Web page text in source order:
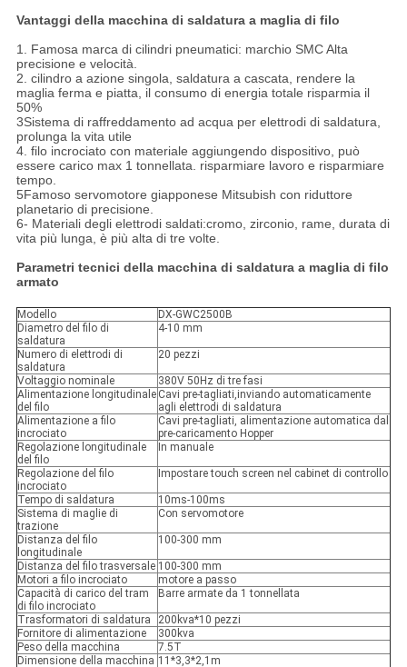
Vantaggi della macchina di saldatura a maglia di filo
1. Famosa marca di cilindri pneumatici: marchio SMC Alta
precisione e velocità.
2. cilindro a azione singola, saldatura a cascata, rendere la
maglia ferma e piatta, il consumo di energia totale risparmia il
50%
3Sistema di raffreddamento ad acqua per elettrodi di saldatura,
prolunga la vita utile
4. filo incrociato con materiale aggiungendo dispositivo, può
essere carico max 1 tonnellata. risparmiare lavoro e risparmiare
tempo.
5Famoso servomotore giapponese Mitsubish con riduttore
planetario di precisione.
6- Materiali degli elettrodi saldati:cromo, zirconio, rame, durata di
vita più lunga, è più alta di tre volte.
Parametri tecnici della macchina di saldatura a maglia di filo
armato
Modello
DX-GWC2500B
Diametro del filo di
saldatura
4-10 mm
Numero di elettrodi di
saldatura
20 pezzi
Voltaggio nominale
380V 50Hz di tre fasi
Alimentazione longitudinale
del filo
Cavi pre-tagliati,inviando automaticamente
agli elettrodi di saldatura
Alimentazione a filo
incrociato
Cavi pre-tagliati, alimentazione automatica dal
pre-caricamento Hopper
Regolazione longitudinale
del filo
In manuale
Regolazione del filo
incrociato
Impostare touch screen nel cabinet di controllo
Tempo di saldatura
10ms-100ms
Sistema di maglie di
trazione
Con servomotore
Distanza del filo
longitudinale
100-300 mm
Distanza del filo trasversale 100-300 mm
Motori a filo incrociato
motore a passo
Capacità di carico del tram
di filo incrociato
Barre armate da 1 tonnellata
Trasformatori di saldatura
200kva*10 pezzi
Fornitore di alimentazione
300kva
Peso della macchina
7.5T
Dimensione della macchina 11*3,3*2,1m